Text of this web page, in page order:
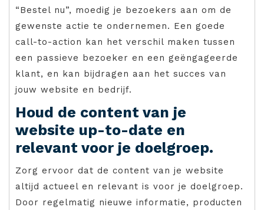
“Bestel nu”, moedig je bezoekers aan om de
gewenste actie te ondernemen. Een goede
call-to-action kan het verschil maken tussen
een passieve bezoeker en een geëngageerde
klant, en kan bijdragen aan het succes van
jouw website en bedrijf.
Houd de content van je
website up-to-date en
relevant voor je doelgroep.
Zorg ervoor dat de content van je website
altijd actueel en relevant is voor je doelgroep.
Door regelmatig nieuwe informatie, producten